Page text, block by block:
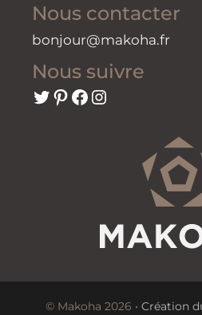
Nous contacter
bonjour@makoha.fr
Nous suivre
Twitter
Pinterest
Facebook
Instagram
© Makoha 2026 • Création